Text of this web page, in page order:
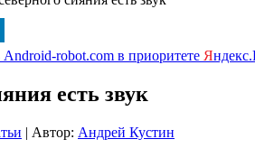
robot.com в приоритете Я
есть звук
| Автор: Андрей Кустин